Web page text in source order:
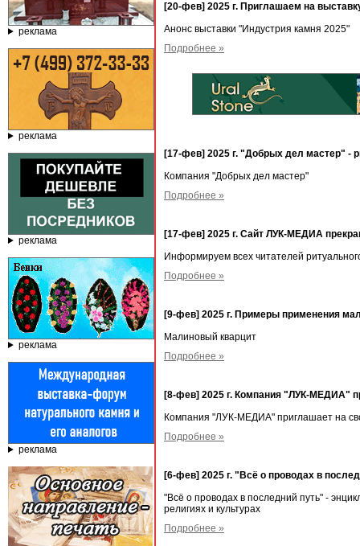
реклама
реклама
реклама
реклама
реклама
[20-фев] 2025 г. Приглашаем на
Анонс выставки "Индустрия камня 2025"
Подробнее »
[17-фев] 2025 г. "Добрых дел мастер" -
Компания "Добрых дел мастер"
Подробнее »
[17-фев] 2025 г. Сайт ЛУК-МЕДИА
Информируем всех читателей
Подробнее »
[9-фев] 2025 г. Примеры применения
Малиновый кварцит
Подробнее »
[8-фев] 2025 г. Компания "ЛУК-МЕДИА"
Компания "ЛУК-МЕДИА" приглашает на
Подробнее »
[6-фев] 2025 г. "Всё о проводах в
"Всё о проводах в последний путь" -
религиях и культурах
Подробнее »